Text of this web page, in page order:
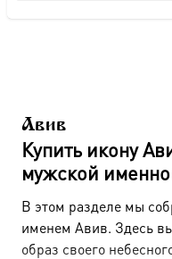
Авив
Купить икону
мужской
В этом разделе мы
именем Авив. Здесь
образ своего